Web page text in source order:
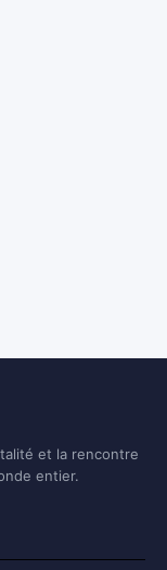
et la rencontre
entier.